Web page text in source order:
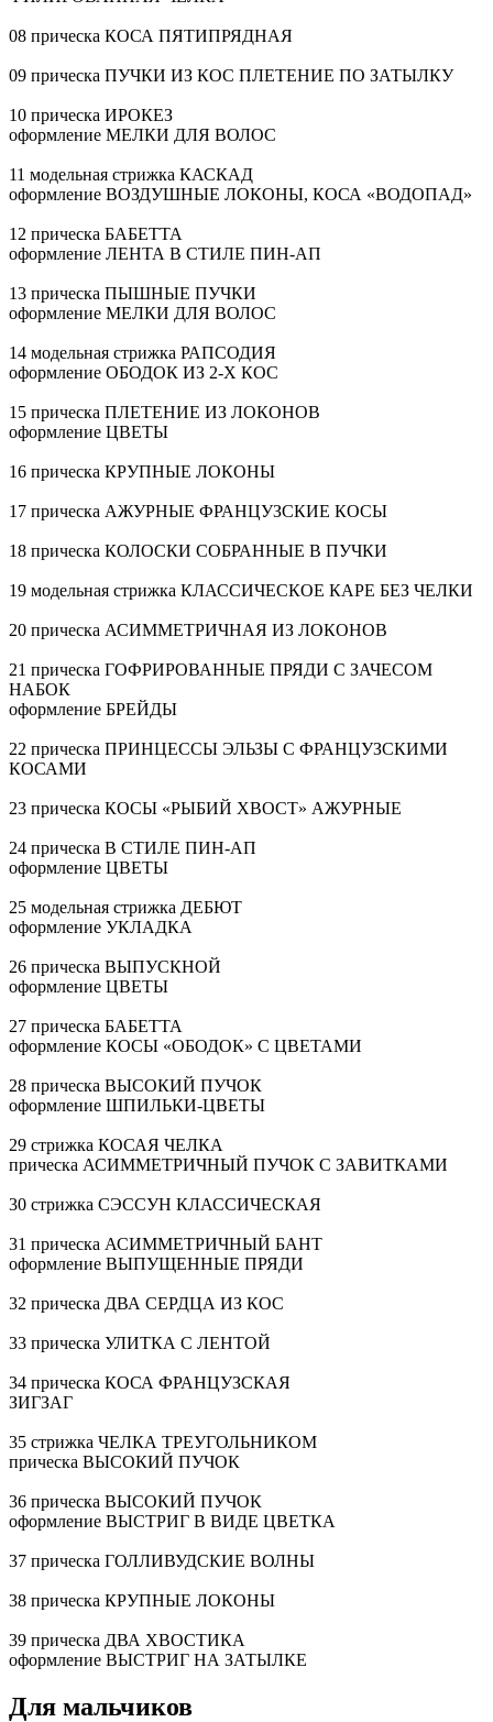
08 прическа КОСА ПЯТИПРЯДНАЯ
09 прическа ПУЧКИ ИЗ КОС ПЛЕТЕНИЕ ПО ЗАТЫЛКУ
10 прическа ИРОКЕЗ
оформление МЕЛКИ ДЛЯ ВОЛОС
11 модельная стрижка КАСКАД
оформление ВОЗДУШНЫЕ ЛОКОНЫ, КОСА «ВОДОПАД»
12 прическа БАБЕТТА
оформление ЛЕНТА В СТИЛЕ ПИН-АП
13 прическа ПЫШНЫЕ ПУЧКИ
оформление МЕЛКИ ДЛЯ ВОЛОС
14 модельная стрижка РАПСОДИЯ
оформление ОБОДОК ИЗ 2-Х КОС
15 прическа ПЛЕТЕНИЕ ИЗ ЛОКОНОВ
оформление ЦВЕТЫ
16 прическа КРУПНЫЕ ЛОКОНЫ
17 прическа АЖУРНЫЕ ФРАНЦУЗСКИЕ КОСЫ
18 прическа КОЛОСКИ СОБРАННЫЕ В ПУЧКИ
19 модельная стрижка КЛАССИЧЕСКОЕ КАРЕ БЕЗ ЧЕЛКИ
20 прическа АСИММЕТРИЧНАЯ ИЗ ЛОКОНОВ
21 прическа ГОФРИРОВАННЫЕ ПРЯДИ С ЗАЧЕСОМ
НАБОК
оформление БРЕЙДЫ
22 прическа ПРИНЦЕССЫ ЭЛЬЗЫ С ФРАНЦУЗСКИМИ
КОСАМИ
23 прическа КОСЫ «РЫБИЙ ХВОСТ» АЖУРНЫЕ
24 прическа В СТИЛЕ ПИН-АП
оформление ЦВЕТЫ
25 модельная стрижка ДЕБЮТ
оформление УКЛАДКА
26 прическа ВЫПУСКНОЙ
оформление ЦВЕТЫ
27 прическа БАБЕТТА
оформление КОСЫ «ОБОДОК» С ЦВЕТАМИ
28 прическа ВЫСОКИЙ ПУЧОК
оформление ШПИЛЬКИ-ЦВЕТЫ
29 стрижка КОСАЯ ЧЕЛКА
прическа АСИММЕТРИЧНЫЙ ПУЧОК С ЗАВИТКАМИ
30 стрижка СЭССУН КЛАССИЧЕСКАЯ
31 прическа АСИММЕТРИЧНЫЙ БАНТ
оформление ВЫПУЩЕННЫЕ ПРЯДИ
32 прическа ДВА СЕРДЦА ИЗ КОС
33 прическа УЛИТКА С ЛЕНТОЙ
34 прическа КОСА ФРАНЦУЗСКАЯ
ЗИГЗАГ
35 стрижка ЧЕЛКА ТРЕУГОЛЬНИКОМ
прическа ВЫСОКИЙ ПУЧОК
36 прическа ВЫСОКИЙ ПУЧОК
оформление ВЫСТРИГ В ВИДЕ ЦВЕТКА
37 прическа ГОЛЛИВУДСКИЕ ВОЛНЫ
38 прическа КРУПНЫЕ ЛОКОНЫ
39 прическа ДВА ХВОСТИКА
оформление ВЫСТРИГ НА ЗАТЫЛКЕ
Для мальчиков